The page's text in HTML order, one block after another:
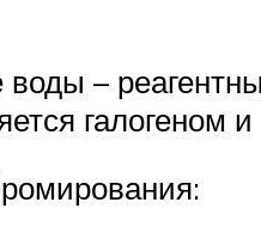
–
галогеном